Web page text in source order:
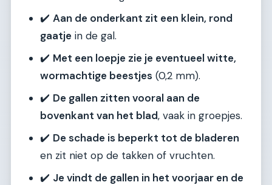
✔️ Aan de onderkant zit een klein, rond
gaatje in de gal.
✔️ Met een loepje zie je eventueel witte,
wormachtige beestjes (0,2 mm).
✔️ De gallen zitten vooral aan de
bovenkant van het blad, vaak in groepjes.
✔️ De schade is beperkt tot de bladeren
en zit niet op de takken of vruchten.
✔️ Je vindt de gallen in het voorjaar en de